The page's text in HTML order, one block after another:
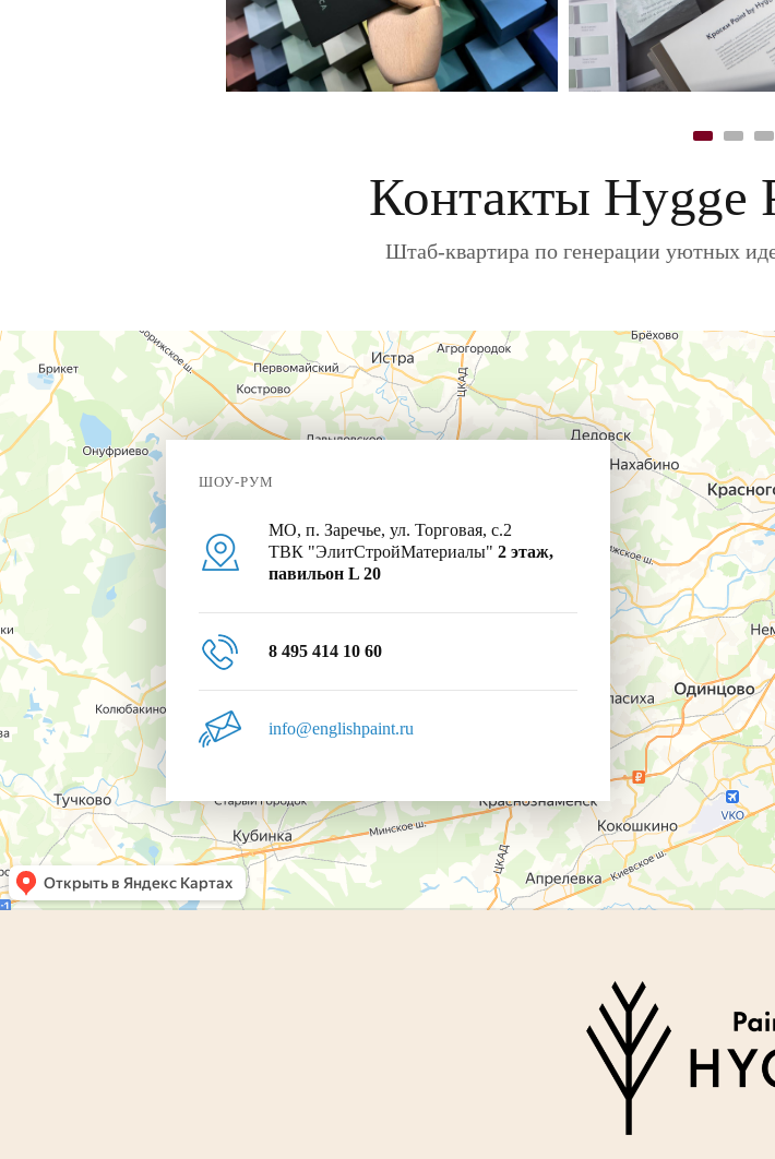
Контакты Hygge
Штаб-квартира по генерации уютных
ШОУ-РУМ
МО, п. Заречье, ул. Торговая, с.2
ТВК "ЭлитСтройМатериалы" 2 этаж,
павильон L 20
8 495 414 10 60
info@englishpaint.ru